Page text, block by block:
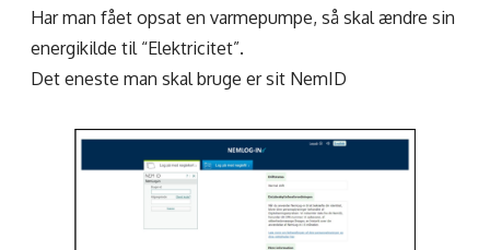
Har man fået opsat en varmepumpe, så skal ændre sin
energikilde til “Elektricitet”.
Det eneste man skal bruge er sit NemID